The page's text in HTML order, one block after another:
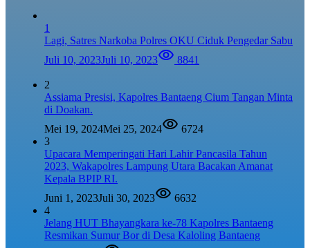
1
Lagi, Satres Narkoba Polres OKU Ciduk Pengedar Sabu
Juli 10, 2023Juli 10, 2023 8841
2
Assiama Presisi, Kapolres Bantaeng Cium Tangan Minta
di Doakan.
Mei 19, 2024Mei 25, 2024
6724
3
Upacara Memperingati Hari Lahir Pancasila Tahun
2023, Wakapolres Lampung Utara Bacakan Amanat
Kepala BPIP RI.
Juni 1, 2023Juli 30, 2023
6632
4
Jelang HUT Bhayangkara ke-78 Kapolres Bantaeng
Resmikan Sumur Bor di Desa Kaloling Bantaeng